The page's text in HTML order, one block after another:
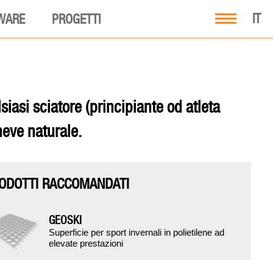
IT
PROGETTI
sciatore (principiante od atleta
naturale.
RACCOMANDATI
GEOSKI
Superficie per sport invernali in polietilene ad
elevate prestazioni